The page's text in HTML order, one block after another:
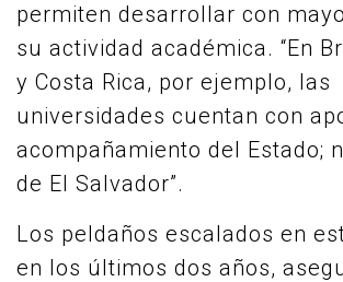
permiten desarrollar con
su actividad académica. “En
y Costa Rica, por ejemplo, las
universidades cuentan con
acompañamiento del Estado;
de El Salvador”.
Los peldaños escalados en
en los últimos dos años,